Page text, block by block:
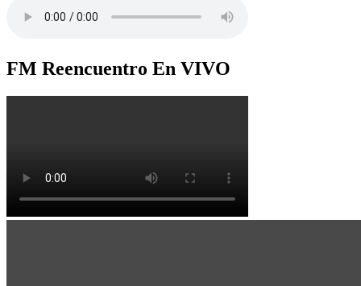
FM Reencuentro En VIVO